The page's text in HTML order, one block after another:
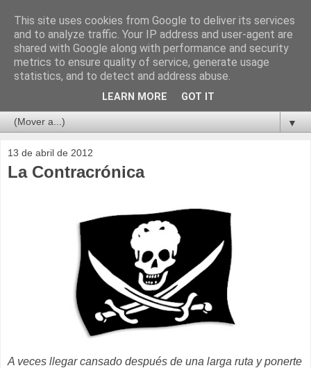
▼
13 de abril de 2012
La Contracrónica
A veces llegar cansado después de una larga ruta y ponerte
This site uses cookies from Google to deliver its services
and to analyze traffic. Your IP address and user-agent are
shared with Google along with performance and security
metrics to ensure quality of service, generate usage
statistics, and to detect and address abuse.
LEARN MORE GOT IT